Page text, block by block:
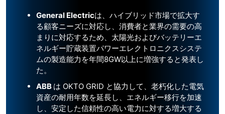
General Electricは、ハイブリッド市場で拡大す
る顧客ニーズに対応し、消費者と業界の需要の高
まりに対応するため、太陽光およびバッテリーエ
ネルギー貯蔵装置パワーエレクトロニクスシステ
ムの製造能力を年間8GW以上に増強すると発表し
た。
ABB は OKTO GRID と協力して、老朽化した電気
資産の耐用年数を延長し、エネルギー移行を加速
し、安定した信頼性の高い電力に対する増大する